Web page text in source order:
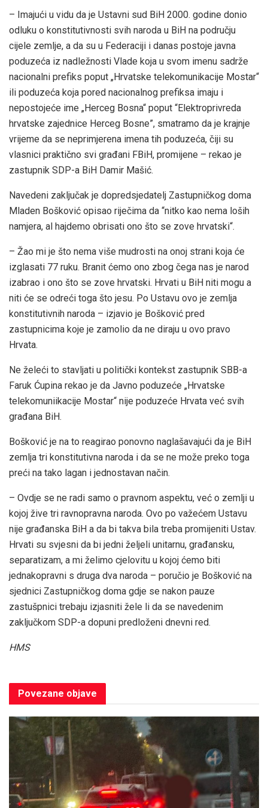
– Imajući u vidu da je Ustavni sud BiH 2000. godine donio
odluku o konstitutivnosti svih naroda u BiH na području
cijele zemlje, a da su u Federaciji i danas postoje javna
poduzeća iz nadležnosti Vlade koja u svom imenu sadrže
nacionalni prefiks poput „Hrvatske telekomunikacije Mostar“
ili poduzeća koja pored nacionalnog prefiksa imaju i
nepostojeće ime „Herceg Bosna“ poput “Elektroprivreda
hrvatske zajednice Herceg Bosne”, smatramo da je krajnje
vrijeme da se neprimjerena imena tih poduzeća, čiji su
vlasnici praktično svi građani FBiH, promijene – rekao je
zastupnik SDP-a BiH Damir Mašić.
Navedeni zaključak je dopredsjedatelj Zastupničkog doma
Mladen Bošković opisao riječima da “nitko kao nema loših
namjera, al hajdemo obrisati ono što se zove hrvatski“.
– Žao mi je što nema više mudrosti na onoj strani koja će
izglasati 77 ruku. Branit ćemo ono zbog čega nas je narod
izabrao i ono što se zove hrvatski. Hrvati u BiH niti mogu a
niti će se odreći toga što jesu. Po Ustavu ovo je zemlja
konstitutivnih naroda – izjavio je Bošković pred
zastupnicima koje je zamolio da ne diraju u ovo pravo
Hrvata.
Ne želeći to stavljati u politički kontekst zastupnik SBB-a
Faruk Ćupina rekao je da Javno poduzeće „Hrvatske
telekomuniikacije Mostar“ nije poduzeće Hrvata već svih
građana BiH.
Bošković je na to reagirao ponovno naglašavajući da je BiH
zemlja tri konstitutivna naroda i da se ne može preko toga
preći na tako lagan i jednostavan način.
– Ovdje se ne radi samo o pravnom aspektu, već o zemlji u
kojoj žive tri ravnopravna naroda. Ovo po važećem Ustavu
nije građanska BiH a da bi takva bila treba promijeniti Ustav.
Hrvati su svjesni da bi jedni željeli unitarnu, građansku,
separatizam, a mi želimo cjelovitu u kojoj ćemo biti
jednakopravni s druga dva naroda – poručio je Bošković na
sjednici Zastupničkog doma gdje se nakon pauze
zastušpnici trebaju izjasniti žele li da se navedenim
zaključkom SDP-a dopuni predloženi dnevni red.
HMS
Povezane objave